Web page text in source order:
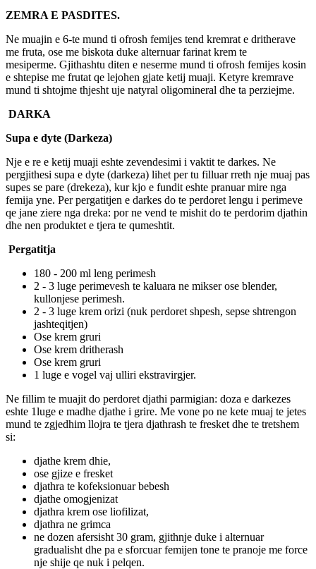
ZEMRA E PASDITES.
Ne muajin e 6-te mund ti ofrosh femijes tend kremrat e dritherave
me fruta, ose me biskota duke alternuar farinat krem te
mesiperme. Gjithashtu diten e neserme mund ti ofrosh femijes kosin
e shtepise me frutat qe lejohen gjate ketij muaji. Ketyre kremrave
mund ti shtojme thjesht uje natyral oligomineral dhe ta perziejme.
DARKA
Supa e dyte (Darkeza)
Nje e re e ketij muaji eshte zevendesimi i vaktit te darkes. Ne
pergjithesi supa e dyte (darkeza) lihet per tu filluar rreth nje muaj pas
supes se pare (drekeza), kur kjo e fundit eshte pranuar mire nga
femija yne. Per pergatitjen e darkes do te perdoret lengu i perimeve
qe jane ziere nga dreka: por ne vend te mishit do te perdorim djathin
dhe nen produktet e tjera te qumeshtit.
Pergatitja
180 - 200 ml leng perimesh
2 - 3 luge perimevesh te kaluara ne mikser ose blender,
kullonjese perimesh.
2 - 3 luge krem orizi (nuk perdoret shpesh, sepse shtrengon
jashteqitjen)
Ose krem gruri
Ose krem dritherash
Ose krem gruri
1 luge e vogel vaj ulliri ekstravirgjer.
Ne fillim te muajit do perdoret djathi parmigian: doza e darkezes
eshte 1luge e madhe djathe i grire. Me vone po ne kete muaj te jetes
mund te zgjedhim llojra te tjera djathrash te fresket dhe te tretshem
si:
djathe krem dhie,
ose gjize e fresket
djathra te kofeksionuar bebesh
djathe omogjenizat
djathra krem ose liofilizat,
djathra ne grimca
ne dozen afersisht 30 gram, gjithnje duke i alternuar
gradualisht dhe pa e sforcuar femijen tone te pranoje me force
nje shije qe nuk i pelqen.